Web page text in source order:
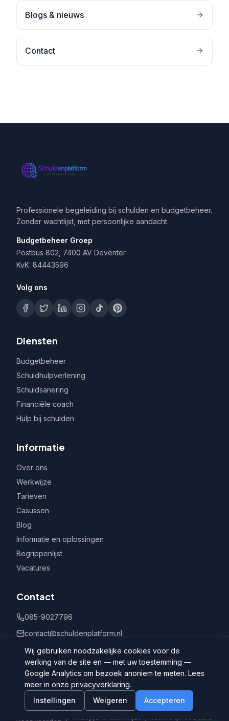
Blogs & nieuws
Contact
Professionele begeleiding bij schulden en budgetbeheer.
Zonder wachtlijst, met persoonlijke aandacht.
Budgetbeheer Groep
Postbus 802, 7400 AV Deventer
KvK: 84443596
Volg ons
Diensten
Budgetbeheer
Schuldhulpverlening
Schuldsanering
Financiële coach
Hulp bij schulden
Informatie
Over ons
Werkwijze
Tarieven
Casussen
Blog
Informatie en oplossingen
Begrippenlijst
Vacatures
Contact
085-9027796
contact@schuldenplatform.nl
Postbus 802, 7400 AV Deventer
©
Schuldenplatform.nl
Algemene
Wij gebruiken noodzakelijke cookies voor de
werking van de site en — met uw toestemming —
Google Analytics om bezoek anoniem te meten. Lees
meer in onze privacyverklaring.
Instellingen
Weigeren Accepteren